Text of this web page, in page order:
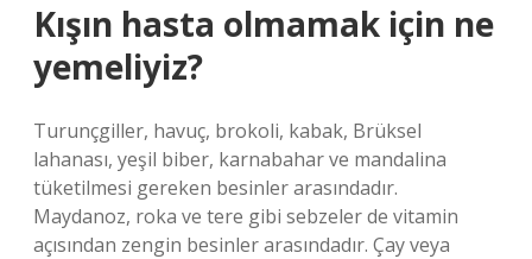
Kışın hasta olmamak için ne
yemeliyiz?
Turunçgiller, havuç, brokoli, kabak, Brüksel
lahanası, yeşil biber, karnabahar ve mandalina
tüketilmesi gereken besinler arasındadır.
Maydanoz, roka ve tere gibi sebzeler de vitamin
açısından zengin besinler arasındadır. Çay veya